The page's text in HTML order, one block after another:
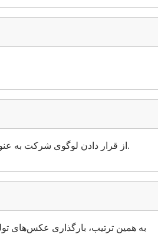
از قرار دادن لوگوی شرکت به عنوان تصاویر ماشین‌ها خودداری کنید. قرار دادن لوگوهای شرکت در تصاویر ماشین‌آلات نیز ممنوع است.
به همین ترتیب، بارگذاری عکس‌های